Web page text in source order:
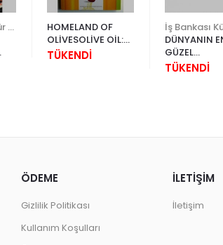
HOMELAND OF
OLİVESOLİVE OİL:
TURKEY
TÜKENDİ
DÜNYANIN
GÜZEL
KURABİYELERİ
TÜKENDİ
ÖDEME
Gizlilik Politikası
Kullanım Koşulları
İLETİŞİM
İletişim